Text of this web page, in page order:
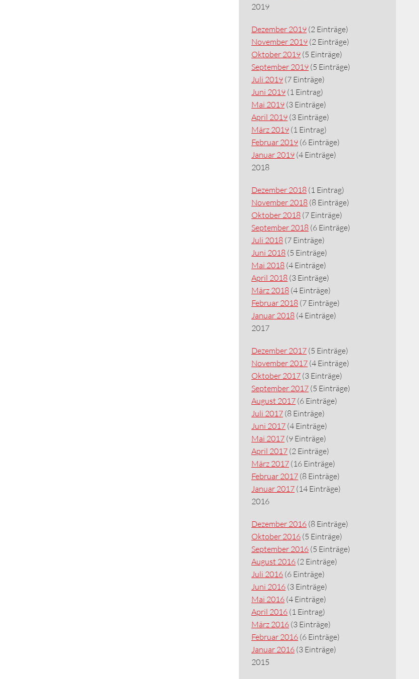
2019
Dezember 2019 (2 Einträge)
November 2019 (2 Einträge)
Oktober 2019 (5 Einträge)
September 2019 (5 Einträge)
Juli 2019 (7 Einträge)
Juni 2019 (1 Eintrag)
Mai 2019 (3 Einträge)
April 2019 (3 Einträge)
März 2019 (1 Eintrag)
Februar 2019 (6 Einträge)
Januar 2019 (4 Einträge)
2018
Dezember 2018 (1 Eintrag)
November 2018 (8 Einträge)
Oktober 2018 (7 Einträge)
September 2018 (6 Einträge)
Juli 2018 (7 Einträge)
Juni 2018 (5 Einträge)
Mai 2018 (4 Einträge)
April 2018 (3 Einträge)
März 2018 (4 Einträge)
Februar 2018 (7 Einträge)
Januar 2018 (4 Einträge)
2017
Dezember 2017 (5 Einträge)
November 2017 (4 Einträge)
Oktober 2017 (3 Einträge)
September 2017 (5 Einträge)
August 2017 (6 Einträge)
Juli 2017 (8 Einträge)
Juni 2017 (4 Einträge)
Mai 2017 (9 Einträge)
April 2017 (2 Einträge)
März 2017 (16 Einträge)
Februar 2017 (8 Einträge)
Januar 2017 (14 Einträge)
2016
Dezember 2016 (8 Einträge)
Oktober 2016 (5 Einträge)
September 2016 (5 Einträge)
August 2016 (2 Einträge)
Juli 2016 (6 Einträge)
Juni 2016 (3 Einträge)
Mai 2016 (4 Einträge)
April 2016 (1 Eintrag)
März 2016 (3 Einträge)
Februar 2016 (6 Einträge)
Januar 2016 (3 Einträge)
2015